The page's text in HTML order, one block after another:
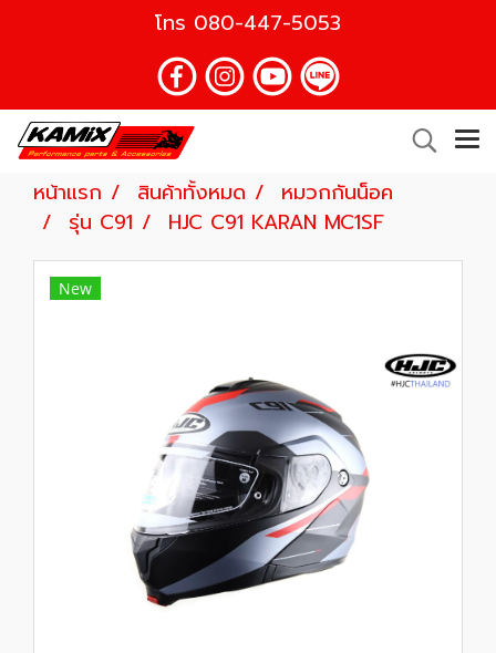
โทร 080-447-5053
หน้าแรก สินค้าทั้งหมด
หมวกกันน็อค
รุ่น C91
HJC C91 KARAN MC1SF
New